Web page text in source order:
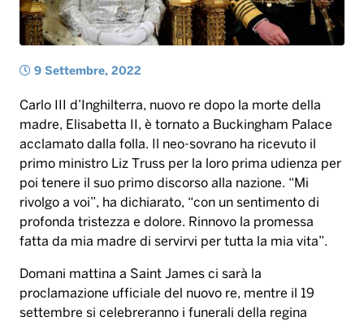
9 Settembre, 2022
Carlo III d’Inghilterra, nuovo re dopo la morte della
madre, Elisabetta II, è tornato a Buckingham Palace
acclamato dalla folla. Il neo-sovrano ha ricevuto il
primo ministro Liz Truss per la loro prima udienza per
poi tenere il suo primo discorso alla nazione. “Mi
rivolgo a voi”, ha dichiarato, “con un sentimento di
profonda tristezza e dolore. Rinnovo la promessa
fatta da mia madre di servirvi per tutta la mia vita”.
Domani mattina a Saint James ci sarà la
proclamazione ufficiale del nuovo re, mentre il 19
settembre si celebreranno i funerali della regina